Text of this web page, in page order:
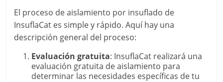
El proceso de aislamiento por insuflado de
InsuflaCat es simple y rápido. Aquí hay una
descripción general del proceso:
Evaluación gratuita: InsuflaCat realizará una
evaluación gratuita de aislamiento para
determinar las necesidades específicas de tu